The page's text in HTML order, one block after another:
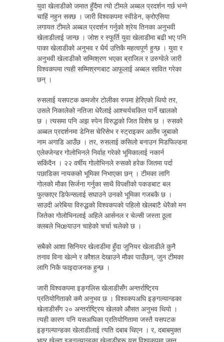
युवा खेलाडीको जमात हुँदैमा त्यो टीमले अब्बल प्रदर्शन गर्छ भन्ने
चाहिं नहुन सक्छ । जारी विश्वकपमा स्वीडेन, क्रोएसिया
लगायत टीमले अब्बल प्रदर्शन गर्नुको श्रेय तिनका अनुभवी
खेलाडीलाई जान्छ । जोश र स्फूर्ति युवा खेलाडीमा बढी भए पनि
पाका खेलाडीको अनुभव र धैर्य उत्तिकै महत्वपूर्ण हुन्छ । युवा र
अनुभवी खेलाडीको सम्मिश्रण भएका ब्राजिल र उरुग्वेले जारी
विश्वकपमा त्यही सम्मिश्रणबाट आफूलाई अब्बल सावित गरेका
छन् ।
रुसलाई यसपटक कमजोर टोलीका रुपमा हेरिएको थियो तर,
उसले निकालेको नतिजा धेरैलाई आश्चर्यचकित पार्ने खालको
छ । त्यसमा पनि अझ स्पेन विरुद्धको जित विशेष छ । रुसको
अब्बल प्रदर्शनमा डेनिस चेरिसेभ र स्ट्राइकर आर्तेम जुबाको
नाम अगाडि आउँछ । तर, रुसलाई कसिलो बनाउन मिडफिल्डमा
एलेक्जेन्डर गोलोभिनले निर्वाह गरेको भूमिकालाई नकार्न
सकिंदैन । २२ वर्षीय गोलोभिनले रुसको हरेक जितमा पर्दा
पछाडिका नायकको भूमिका निभाएका छन् । टीमका लागि
गोलको मौका सिर्जना गर्नुका साथै विपक्षीको पकडबाट बल
फुत्काएर डिफेन्सलाई सघाउने उनको भूमिका गजबकै छ ।
साउदी अरेबिया विरुद्धको विश्वकपको पहिलो खेलबाटै धेरैको मन
जितेका गोलोभिनलाई अहिले आर्सनल र चेल्सी जस्ता ठूला
क्लबले भिœयाउन चाहेको चर्चा चलेको छ ।
सबैको आशा सिनियर खेलाडीमा हुँदा जुनियर खेलाडीले कुनै
तनाव विना खेल्ने र कौशल देखाउने मौका पाउँछन्, जुन टीमका
लागि निकै फाइदाजनक हुन्छ ।
जारी विश्वकपमा इङ्गलिस खेलाडीसँग अन्तर्राष्ट्रिय
प्रतियोगिताको कमै अनुभव छ । विश्वकपअघि इङ्गल्यान्डका
खेलाडीसँग २० अन्तर्राष्ट्रिय खेलको औसत अनुभव थियो ।
त्यही कारण पनि यसअघिका प्रतियोगितामा जस्तै यसपटक
इङ्गल्यान्डका खेलाडीलाई त्यति दबाब थिएन । र, दबाबमुक्त
भएर खेल्दा इङ्गल्यान्डका खेलाडीहरू यस विश्वकपमा जम्न